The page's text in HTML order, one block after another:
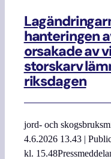
hanteringen
orsakade av
storskarv
riksdagen
jord- och
4.6.2026 13.43 |
kl.